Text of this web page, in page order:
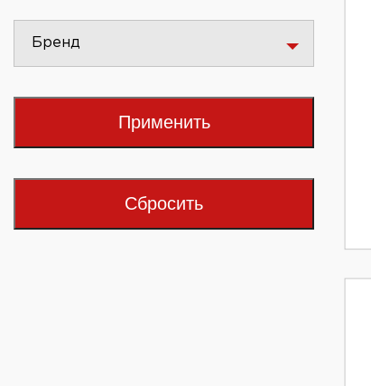
Бренд
Применить
Сбросить